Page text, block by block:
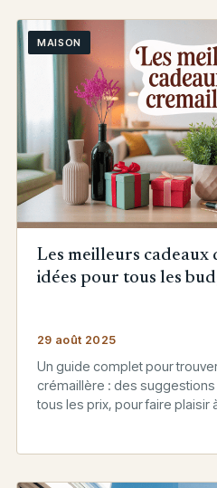
MAISON
Les meilleurs cadeaux
idées pour tous les
29 août 2025
Un guide complet pour
crémaillère : des
tous les prix, pour faire plaisir